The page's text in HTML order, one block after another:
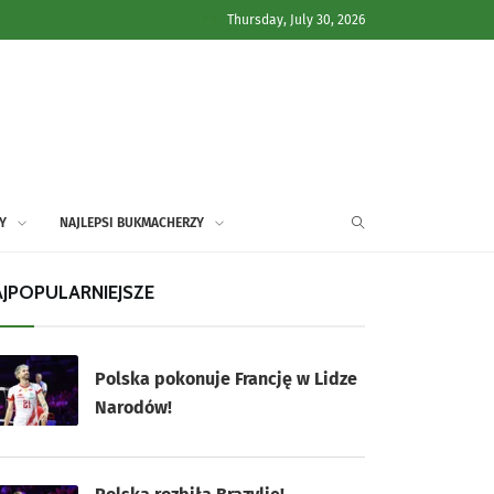
Thursday, July 30, 2026
NAJLEPSI BUKMACHERZY
Polska pokonuje Francję w Lidze
Narodów!